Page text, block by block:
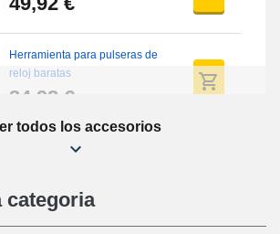
Herramienta para pulseras de
reloj baratas
34,92 €
Kit de reparación de relojes
16,90 €
todos los accesorios
categoria